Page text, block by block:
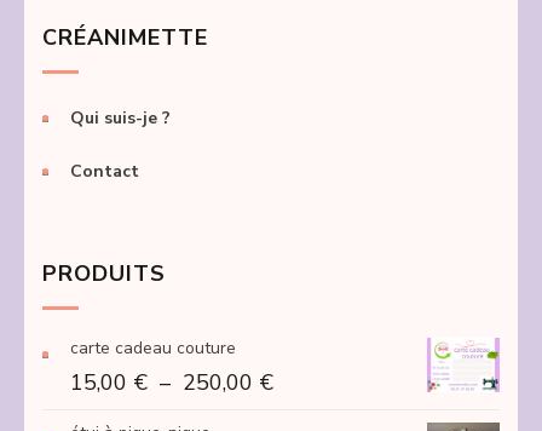
CRÉANIMETTE
Qui suis-je ?
Contact
PRODUITS
carte cadeau couture
15,00 € – 250,00 €Plage